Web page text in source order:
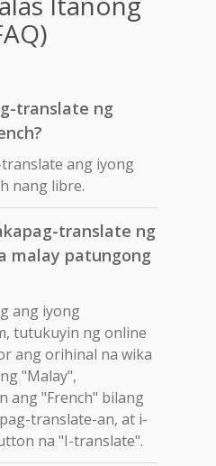
translate ng
ang iyong
nang libre.
translate ng
malay patungong
ang iyong
tutukuyin ng online
ang orihinal na wika
"Malay",
ang "French" bilang
translate-an, at i-
na "I-translate".